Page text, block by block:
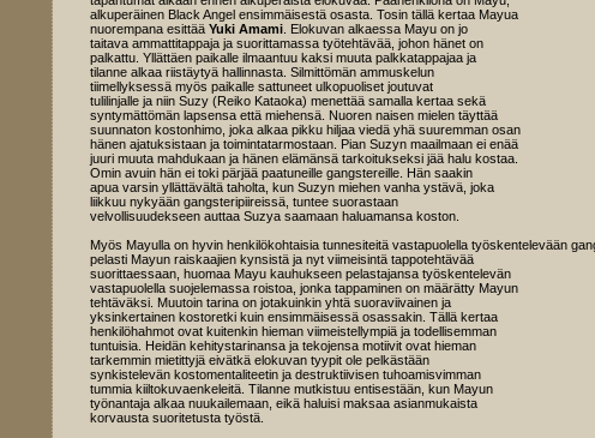
alkuperäinen Black Angel ensimmäisestä osasta. Tosin tällä kertaa Mayua
nuorempana esittää Yuki Amami . Elokuvan alkaessa Mayu on jo
taitava ammattitappaja ja suorittamassa työtehtävää, johon hänet on
palkattu. Yllättäen paikalle ilmaantuu kaksi muuta palkkatappajaa ja
tilanne alkaa riistäytyä hallinnasta. Silmittömän ammuskelun
tiimellyksessä myös paikalle sattuneet ulkopuoliset joutuvat
tulilinjalle ja niin Suzy (Reiko Kataoka) menettää samalla kertaa sekä
syntymättömän lapsensa että miehensä. Nuoren naisen mielen täyttää
suunnaton kostonhimo, joka alkaa pikku hiljaa viedä yhä suuremman osan
hänen ajatuksistaan ja toimintatarmostaan. Pian Suzyn maailmaan ei enää
juuri muuta mahdukaan ja hänen elämänsä tarkoitukseksi jää halu kostaa.
Omin avuin hän ei toki pärjää paatuneille gangstereille. Hän saakin
apua varsin yllättävältä taholta, kun Suzyn miehen vanha ystävä, joka
liikkuu nykyään gangsteripiireissä, tuntee suorastaan
velvollisuudekseen auttaa Suzya saamaan haluamansa koston.
Myös Mayulla on hyvin henkilökohtaisia tunnesiteitä vastapuolella työskentelevään
pelasti Mayun raiskaajien kynsistä ja nyt viimeisintä tappotehtävää
suorittaessaan, huomaa Mayu kauhukseen pelastajansa työskentelevän
vastapuolella suojelemassa roistoa, jonka tappaminen on määrätty Mayun
tehtäväksi. Muutoin tarina on jotakuinkin yhtä suoraviivainen ja
yksinkertainen kostoretki kuin ensimmäisessä osassakin. Tällä kertaa
henkilöhahmot ovat kuitenkin hieman viimeistellympiä ja todellisemman
tuntuisia. Heidän kehitystarinansa ja tekojensa motiivit ovat hieman
tarkemmin mietittyjä eivätkä elokuvan tyypit ole pelkästään
synkistelevän kostomentaliteetin ja destruktiivisen tuhoamisvimman
tummia kiiltokuvaenkeleitä. Tilanne mutkistuu entisestään, kun Mayun
työnantaja alkaa nuukailemaan, eikä haluisi maksaa asianmukaista
korvausta suoritetusta työstä.